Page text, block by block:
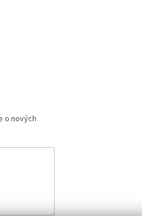
o nových